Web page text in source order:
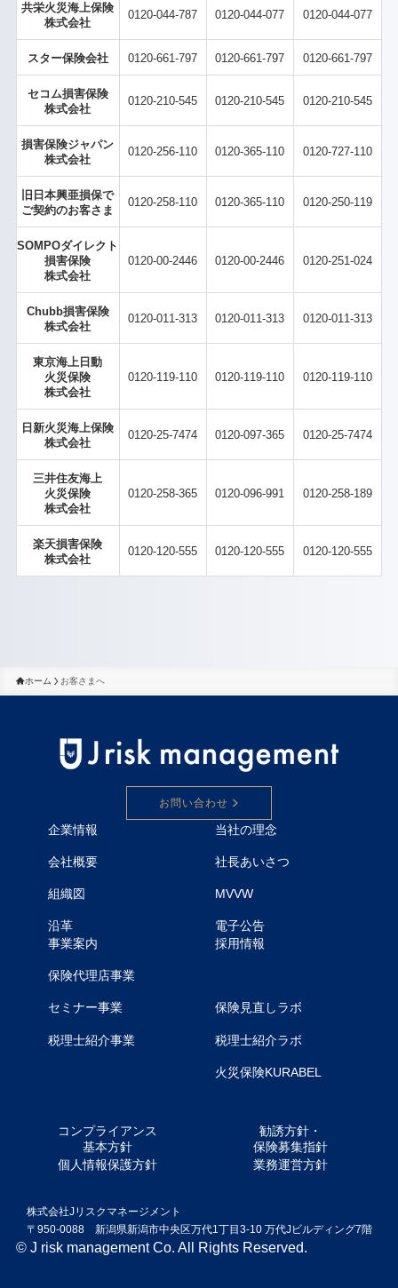
共栄火災海上保険
株式会社
0120-044-787 0120-044-077 0120-044-077
スター保険会社 0120-661-797 0120-661-797 0120-661-797
セコム損害保険
株式会社
0120-210-545 0120-210-545 0120-210-545
損害保険ジャパン
株式会社
0120-256-110 0120-365-110 0120-727-110
旧日本興亜損保で
ご契約のお客さま
0120-258-110 0120-365-110 0120-250-119
SOMPOダイレクト
損害保険
株式会社
0120-00-2446 0120-00-2446 0120-251-024
Chubb損害保険
株式会社
0120-011-313 0120-011-313 0120-011-313
東京海上日動
火災保険
株式会社
0120-119-110 0120-119-110 0120-119-110
日新火災海上保険
株式会社
0120-25-7474 0120-097-365 0120-25-7474
三井住友海上
火災保険
株式会社
0120-258-365 0120-096-991 0120-258-189
楽天損害保険
株式会社
0120-120-555 0120-120-555 0120-120-555
ホーム お客さまへ
お問い合わせ
企業情報
会社概要
組織図
沿革
当社の理念
社長あいさつ
MVVW
電子公告
事業案内
保険代理店事業
セミナー事業
税理士紹介事業
採用情報
保険見直しラボ
税理士紹介ラボ
火災保険KURABEL
コンプライアンス
基本方針
勧誘方針・
保険募集指針
個人情報保護方針
業務運営方針
株式会社Jリスクマネージメント
〒950-0088 新潟県新潟市中央区万代1丁目3-10 万代Jビルディング7階
© J risk management Co. All Rights Reserved.